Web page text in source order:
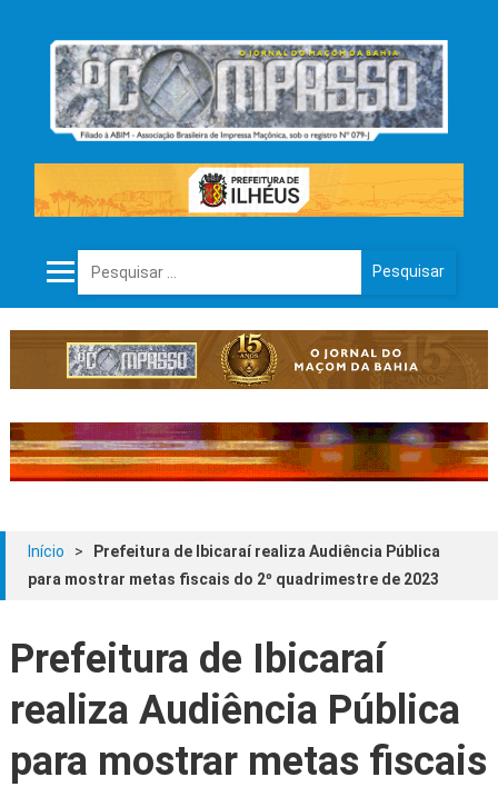
Pesquisar por:
Início >
Prefeitura de Ibicaraí realiza Audiência Pública
para mostrar metas fiscais do 2º quadrimestre de 2023
Prefeitura de Ibicaraí
realiza Audiência Pública
para mostrar metas fiscais